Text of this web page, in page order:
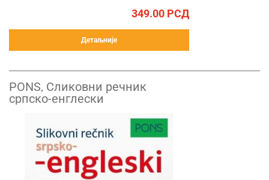
349.00 РСД
Детаљније
PONS, Сликовни речник
српско-енглески